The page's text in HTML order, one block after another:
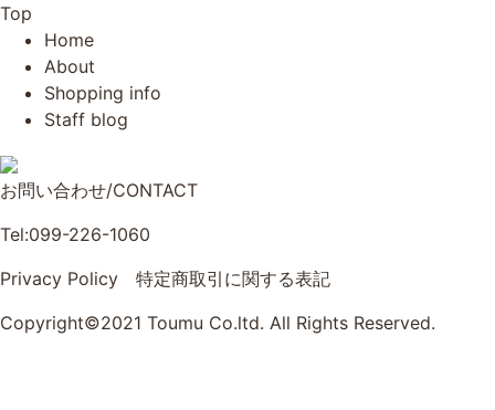
Top
Home
About
Shopping info
Staff blog
お問い合わせ/CONTACT
Tel:099-226-1060
Privacy Policy
特定商取引に関する表記
Copyright©2021 Toumu Co.ltd. All Rights Reserved.